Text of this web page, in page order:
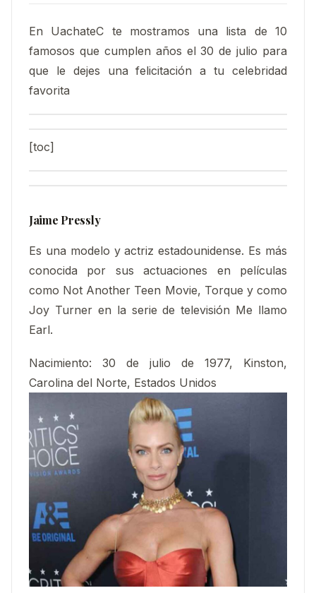
En UachateC te mostramos una lista de 10
famosos que cumplen años el 30 de julio para
que le dejes una felicitación a tu celebridad
favorita
[toc]
Jaime Pressly
Es una modelo y actriz estadounidense. Es más
conocida por sus actuaciones en películas
como Not Another Teen Movie, Torque y como
Joy Turner en la serie de televisión Me llamo
Earl.
Nacimiento: 30 de julio de 1977, Kinston,
Carolina del Norte, Estados Unidos